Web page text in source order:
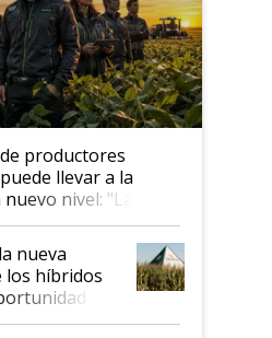
productores
llevar a la
nivel: "Las
crecimiento son
nueva
los híbridos
en